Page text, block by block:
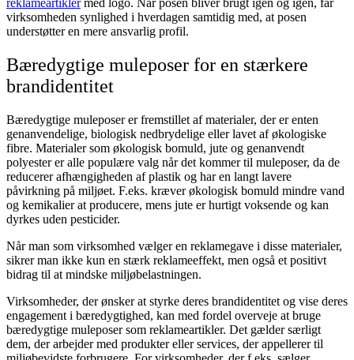
reklameartiklermed logo. Når posen bliver brugt igen og igen, får
virksomheden synlighed i hverdagen samtidig med, at posen
understøtter en mere ansvarlig profil.
Bæredygtige muleposer for en stærkere
brandidentitet
Bæredygtige muleposer er fremstillet af materialer, der er enten
genanvendelige, biologisk nedbrydelige eller lavet af økologiske
fibre. Materialer som økologisk bomuld, jute og genanvendt
polyester er alle populære valg når det kommer til muleposer, da de
reducerer afhængigheden af plastik og har en langt lavere
påvirkning på miljøet. F.eks. kræver økologisk bomuld mindre vand
og kemikalier at producere, mens jute er hurtigt voksende og kan
dyrkes uden pesticider.
Når man som virksomhed vælger en reklamegave i disse materialer,
sikrer man ikke kun en stærk reklameeffekt, men også et positivt
bidrag til at mindske miljøbelastningen.
Virksomheder, der ønsker at styrke deres brandidentitet og vise deres
engagement i bæredygtighed, kan med fordel overveje at bruge
bæredygtige muleposer som reklameartikler. Det gælder særligt
dem, der arbejder med produkter eller services, der appellerer til